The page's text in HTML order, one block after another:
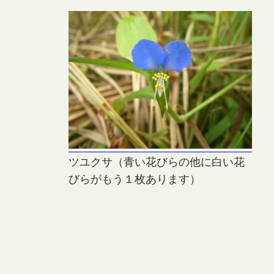
ツユクサ（青い花びらの他に白い花
びらがもう１枚あります）